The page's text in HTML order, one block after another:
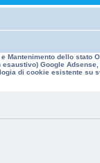
dello stato
Google Adsense,
di cookie esistente su